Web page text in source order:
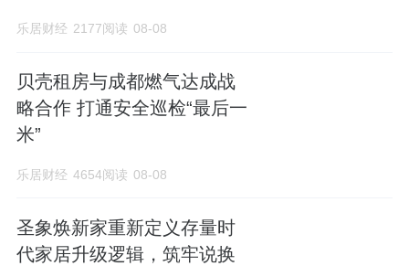
乐居财经 2177阅读 08-08
贝壳租房与成都燃气达成战
略合作 打通安全巡检“最后一
米”
乐居财经 4654阅读 08-08
圣象焕新家重新定义存量时
代家居升级逻辑，筑牢说换